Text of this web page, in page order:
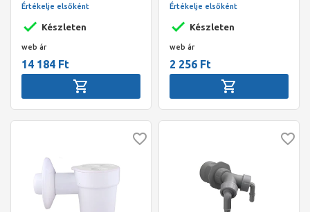
vagy vízszintes
Készleten
Értékelje elsőként
web ár
14 184 Ft
Készleten
Értékelje elsőként
web ár
2 256 Ft